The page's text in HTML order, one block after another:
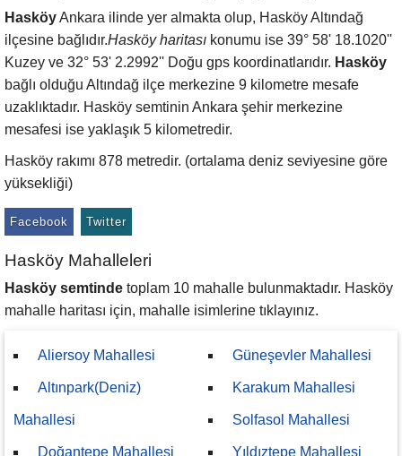
HasköyAnkara ilinde yer almakta olup, Hasköy Altındağ
ilçesine bağlıdır.Hasköy haritası konumu ise 39° 58' 18.1020''
Kuzey ve 32° 53' 2.2992'' Doğu gps koordinatlarıdır. Hasköy
bağlı olduğu Altındağ ilçe merkezine 9 kilometre mesafe
uzaklıktadır. Hasköy semtinin Ankara şehir merkezine
mesafesi ise yaklaşık 5 kilometredir.
Hasköy rakımı 878 metredir. (ortalama deniz seviyesine göre
yüksekliği)
Facebook Twitter
Hasköy Mahalleleri
Hasköy semtinde toplam 10 mahalle bulunmaktadır. Hasköy
mahalle haritası için, mahalle isimlerine tıklayınız.
Aliersoy Mahallesi
Altınpark(Deniz)
Mahallesi
Doğantepe Mahallesi
Güneşevler Mahallesi
Karakum Mahallesi
Solfasol Mahallesi
Yıldıztepe Mahallesi